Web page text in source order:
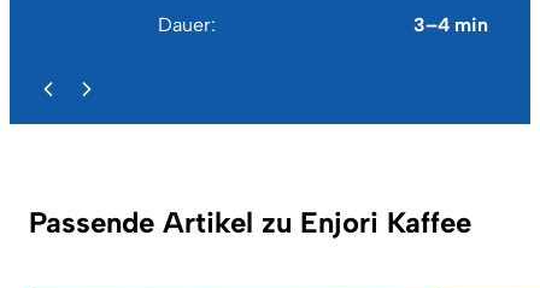
Dauer
3–4 min
Passende Artikel zu Enjori Kaffee